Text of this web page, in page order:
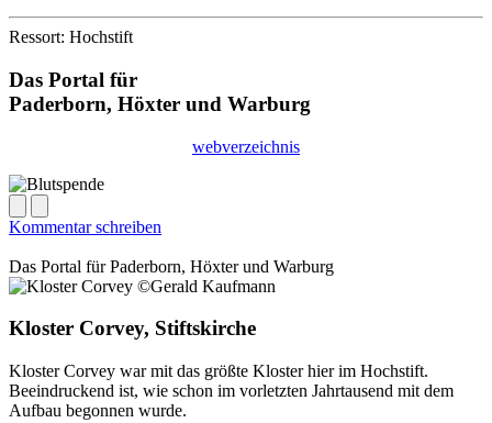
Ressort: Hochstift
Das Portal für
Paderborn, Höxter und Warburg
webverzeichnis
Kommentar schreiben
Das Portal fürPaderborn, Höxterund Warburg
Kloster Corvey, Stiftskirche
Kloster Corvey war mit das größte Kloster hier im Hochstift.
Beeindruckend ist, wie schon im vorletzten Jahrtausend mit dem
Aufbau begonnen wurde.